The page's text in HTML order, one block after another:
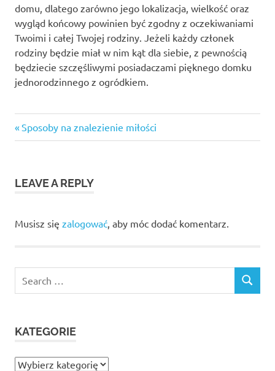
domu, dlatego zarówno jego lokalizacja, wielkość oraz
wygląd końcowy powinien być zgodny z oczekiwaniami
Twoimi i całej Twojej rodziny. Jeżeli każdy członek
rodziny będzie miał w nim kąt dla siebie, z pewnością
będziecie szczęśliwymi posiadaczami pięknego domku
jednorodzinnego z ogródkiem.
domu
Wieliczka
kosztorys
Nawigacja
Previous
Post:
Sposoby na znalezienie miłości
LEAVE A REPLY
Musisz się zalogować , aby móc dodać komentarz.
for:
SEARCH
KATEGORIE
Kategorie